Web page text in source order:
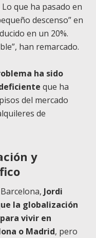
Lo que ha pasado en
descenso” en
en un 20%.
han remarcado.
ha sido
que ha
del mercado
de
y
Jordi
la globalización
vivir en
o Madrid, pero